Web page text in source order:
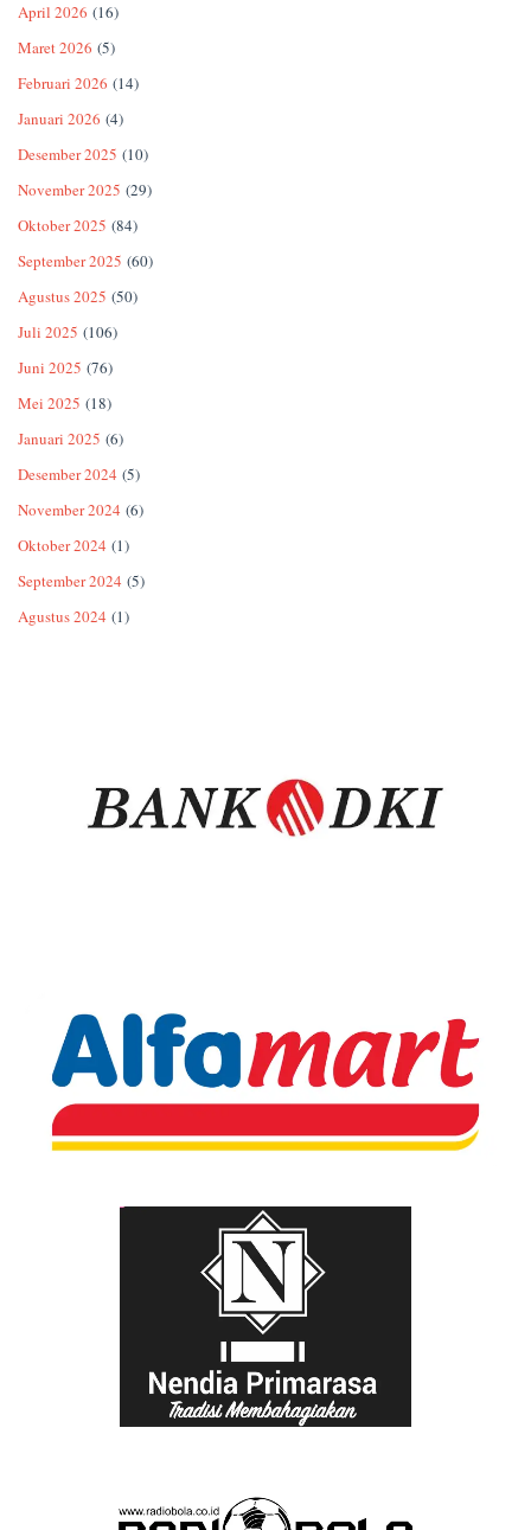
April 2026 (16)
Maret 2026 (5)
Februari 2026 (14)
Januari 2026 (4)
Desember 2025 (10)
November 2025 (29)
Oktober 2025 (84)
September 2025 (60)
Agustus 2025 (50)
Juli 2025 (106)
Juni 2025 (76)
Mei 2025 (18)
Januari 2025 (6)
Desember 2024 (5)
November 2024 (6)
Oktober 2024 (1)
September 2024 (5)
Agustus 2024 (1)